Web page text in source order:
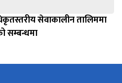
सेवाकालीन तालिममा
सम्बन्धमा